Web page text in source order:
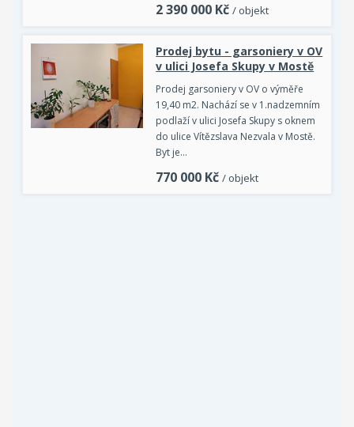
2 390 000 Kč / objekt
Prodej bytu - garsoniery v OV
v ulici Josefa Skupy v Mostě
Prodej garsoniery v OV o výměře
19,40 m2. Nachází se v 1.nadzemním
podlaží v ulici Josefa Skupy s oknem
do ulice Vítězslava Nezvala v Mostě.
Byt je…
770 000 Kč / objekt